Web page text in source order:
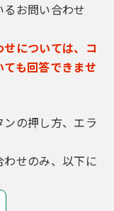
るお問い合わせ
については、コ
も回答できませ
の押し方、エラ
せのみ、以下に